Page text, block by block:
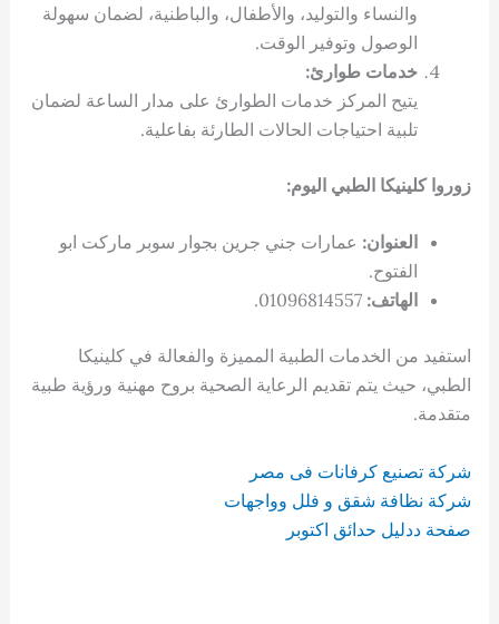
والنساء والتوليد، والأطفال، والباطنية، لضمان سهولة
الوصول وتوفير الوقت.
خدمات طوارئ:
يتيح المركز خدمات الطوارئ على مدار الساعة لضمان
تلبية احتياجات الحالات الطارئة بفاعلية.
زوروا كلينيكا الطبي اليوم:
العنوان: عمارات جني جرين بجوار سوبر ماركت ابو
الفتوح.
الهاتف:
استفيد من الخدمات الطبية المميزة والفعالة في كلينيكا
الطبي، حيث يتم تقديم الرعاية الصحية بروح مهنية ورؤية طبية
متقدمة.
شركة تصنيع كرفانات فى مصر
شركة نظافة شقق و فلل وواجهات
صفحة ددليل حدائق اكتوبر